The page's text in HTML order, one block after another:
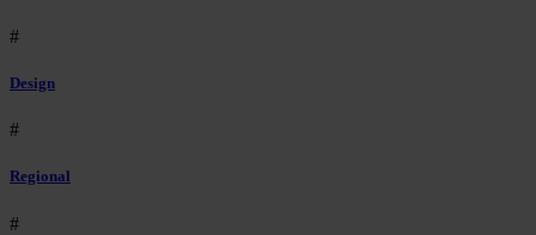
#
Design
#
Regional
#